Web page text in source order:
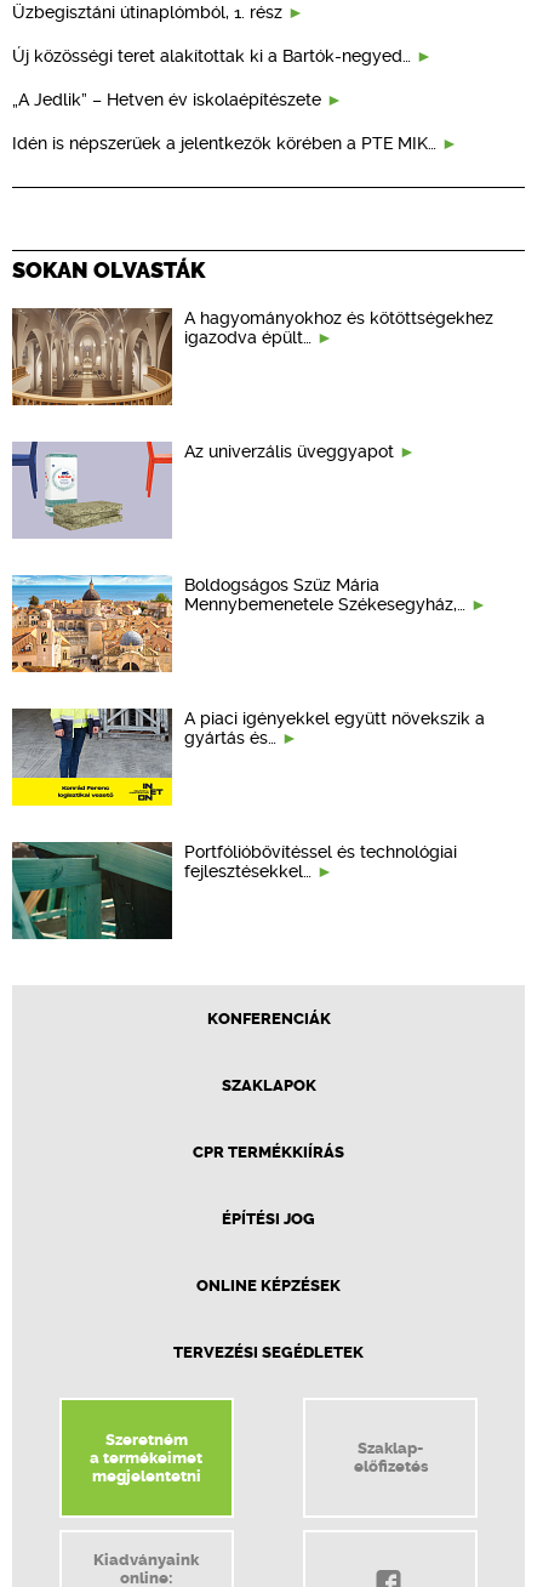
Üzbegisztáni útinaplómból, 1. rész
Új közösségi teret alakítottak ki a Bartók-negyed…
„A Jedlik” – Hetven év iskolaépítészete
Idén is népszerűek a jelentkezők körében a PTE MIK…
SOKAN OLVASTÁK
A hagyományokhoz és kötöttségekhez
igazodva épült…
Az univerzális üveggyapot
Boldogságos Szűz Mária
Mennybemenetele Székesegyház,…
A piaci igényekkel együtt növekszik a
gyártás és…
Portfólióbővítéssel és technológiai
fejlesztésekkel…
KONFERENCIÁK
SZAKLAPOK
CPR TERMÉKKIÍRÁS
ÉPÍTÉSI JOG
ONLINE KÉPZÉSEK
TERVEZÉSI SEGÉDLETEK
Szeretném
a termékeimet
megjelentetni
Szaklap-
előfizetés
Kiadványaink
online: